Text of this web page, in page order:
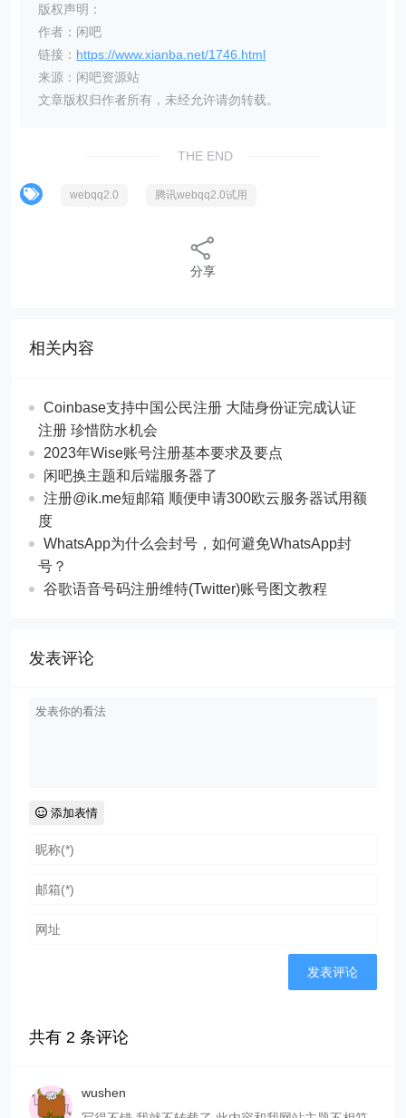
版权声明：
作者：闲吧
链接： https://www.xianba.net/1746.html
来源：闲吧资源站
文章版权归作者所有，未经允许请勿转载。
THE END
webqq2.0 腾讯webqq2.0试用
分享
相关内容
Coinbase支持中国公民注册 大陆身份证完成认证
注册 珍惜防水机会
2023年Wise账号注册基本要求及要点
闲吧换主题和后端服务器了
注册@ik.me短邮箱 顺便申请300欧云服务器试用额
度
WhatsApp为什么会封号，如何避免WhatsApp封
号？
谷歌语音号码注册维特(Twitter)账号图文教程
发表评论
添加表情
共有 2 条评论
wushen